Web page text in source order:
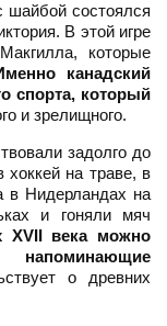
состоялся
В этой игре
которые
канадский
спорта, который
и зрелищного.
задолго до
хоккей на траве, в
в Нидерландах на
и гоняли мяч
XVII века можно
о древних